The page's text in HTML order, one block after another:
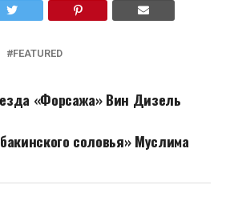
FEATURED
«Форсажа» Вин Дизель
соловья» Муслима